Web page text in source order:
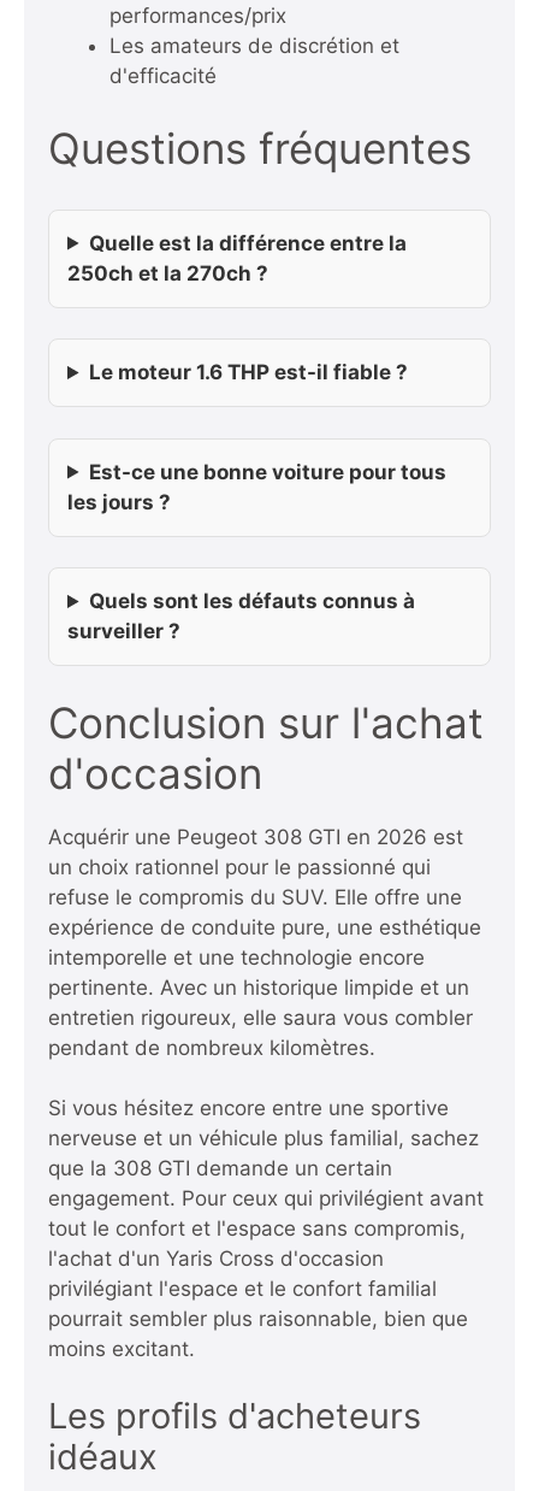
performances/prix
Les amateurs de discrétion et
d'efficacité
Questions fréquentes
Quelle est la différence entre la
250ch et la 270ch ?
Le moteur 1.6 THP est-il fiable ?
Est-ce une bonne voiture pour tous
les jours ?
Quels sont les défauts connus à
surveiller ?
Conclusion sur l'achat
d'occasion
Acquérir une Peugeot 308 GTI en 2026 est
un choix rationnel pour le passionné qui
refuse le compromis du SUV. Elle offre une
expérience de conduite pure, une esthétique
intemporelle et une technologie encore
pertinente. Avec un historique limpide et un
entretien rigoureux, elle saura vous combler
pendant de nombreux kilomètres.
Si vous hésitez encore entre une sportive
nerveuse et un véhicule plus familial, sachez
que la 308 GTI demande un certain
engagement. Pour ceux qui privilégient avant
tout le confort et l'espace sans compromis,
l'achat d'un Yaris Cross d'occasion
privilégiant l'espace et le confort familial
pourrait sembler plus raisonnable, bien que
moins excitant.
Les profils d'acheteurs
idéaux